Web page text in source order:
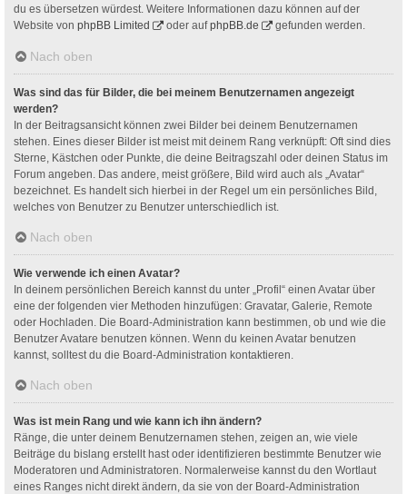
du es übersetzen würdest. Weitere Informationen dazu können auf der
Website von phpBB Limited oder aufphpBB.de gefunden werden.
Nach oben
Was sind das für Bilder, die bei meinem Benutzernamen angezeigt
werden?
In der Beitragsansicht können zwei Bilder bei deinem Benutzernamen
stehen. Eines dieser Bilder ist meist mit deinem Rang verknüpft: Oft sind dies
Sterne, Kästchen oder Punkte, die deine Beitragszahl oder deinen Status im
Forum angeben. Das andere, meist größere, Bild wird auch als „Avatar“
bezeichnet. Es handelt sich hierbei in der Regel um ein persönliches Bild,
welches von Benutzer zu Benutzer unterschiedlich ist.
Nach oben
Wie verwende ich einen Avatar?
In deinem persönlichen Bereich kannst du unter „Profil“ einen Avatar über
eine der folgenden vier Methoden hinzufügen: Gravatar, Galerie, Remote
oder Hochladen. Die Board-Administration kann bestimmen, ob und wie die
Benutzer Avatare benutzen können. Wenn du keinen Avatar benutzen
kannst, solltest du die Board-Administration kontaktieren.
Nach oben
Was ist mein Rang und wie kann ich ihn ändern?
Ränge, die unter deinem Benutzernamen stehen, zeigen an, wie viele
Beiträge du bislang erstellt hast oder identifizieren bestimmte Benutzer wie
Moderatoren und Administratoren. Normalerweise kannst du den Wortlaut
eines Ranges nicht direkt ändern, da sie von der Board-Administration